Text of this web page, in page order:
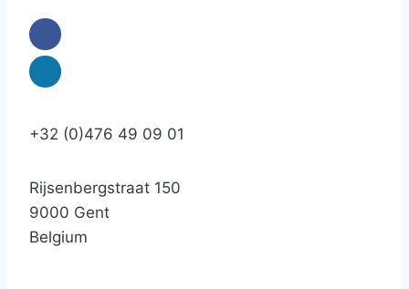
+32 (0)476 49 09 01
Rijsenbergstraat 150
9000 Gent
Belgium